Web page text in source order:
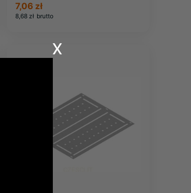
8,68 zł brutto
7,06 zł
x